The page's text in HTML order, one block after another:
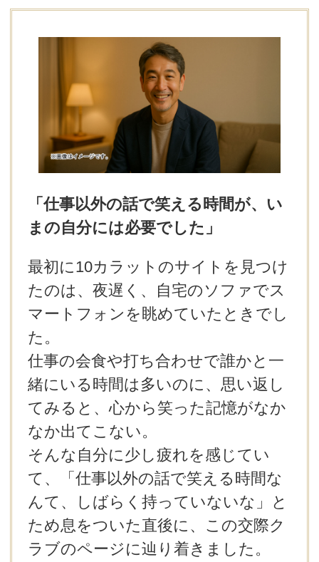
デートまでの流れ
アフィリエイトをご検討の皆様へ。
「仕事以外の話で笑える時間が、い
まの自分には必要でした」
最初に10カラットのサイトを見つけ
たのは、夜遅く、自宅のソファでス
マートフォンを眺めていたときでし
た。
仕事の会食や打ち合わせで誰かと一
緒にいる時間は多いのに、思い返し
てみると、心から笑った記憶がなか
なか出てこない。
そんな自分に少し疲れを感じてい
て、「仕事以外の話で笑える時間な
んて、しばらく持っていないな」と
ため息をついた直後に、この交際ク
ラブのページに辿り着きました。